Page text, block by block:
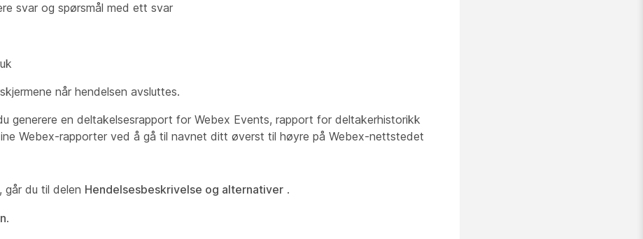
svar og spørsmål med ett svar
når hendelsen avsluttes.
generere en deltakelsesrapport for Webex Events, rapport for deltakerhistorikk
Webex-rapporter ved å gå til navnet ditt øverst til høyre på Webex-nettstedet
går du til delen Hendelsesbeskrivelse og alternativer .
.